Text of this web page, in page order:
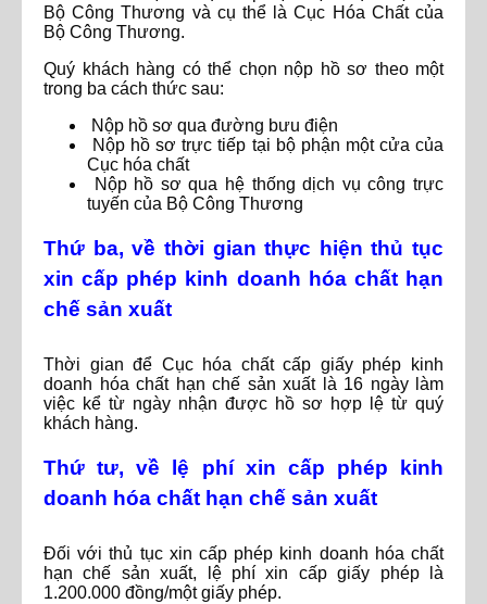
Bộ Công Thương và cụ thể là Cục Hóa Chất của
Bộ Công Thương.
Quý khách hàng có thể chọn nộp hồ sơ theo một
trong ba cách thức sau:
Nộp hồ sơ qua đường bưu điện
Nộp hồ sơ trực tiếp tại bộ phận một cửa của
Cục hóa chất
Nộp hồ sơ qua hệ thống dịch vụ công trực
tuyến của Bộ Công Thương
Thứ ba, về thời gian thực hiện thủ tục
xin cấp phép kinh doanh hóa chất hạn
chế sản xuất
Thời gian để Cục hóa chất cấp giấy phép kinh
doanh hóa chất hạn chế sản xuất là 16 ngày làm
việc kể từ ngày nhận được hồ sơ hợp lệ từ quý
khách hàng.
Thứ tư, về lệ phí xin cấp phép kinh
doanh hóa chất hạn chế sản xuất
Đối với thủ tục xin cấp phép kinh doanh hóa chất
hạn chế sản xuất, lệ phí xin cấp giấy phép là
1.200.000 đồng/một giấy phép.